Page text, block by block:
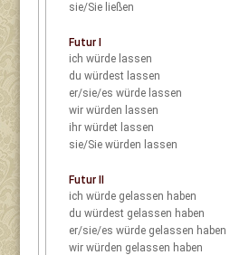
sie/Sie ließen
Futur I
ich würde lassen
du würdest lassen
er/sie/es würde lassen
wir würden lassen
ihr würdet lassen
sie/Sie würden lassen
Futur II
ich
würde gelassen haben
du
würdest gelassen haben
er/sie/es
würde gelassen haben
wir
würden gelassen haben